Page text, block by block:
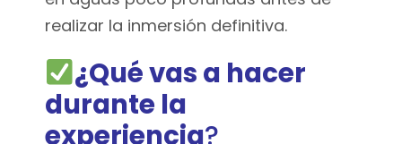
realizar la inmersión definitiva.
¿Qué vas a hacer
durante la
experiencia?